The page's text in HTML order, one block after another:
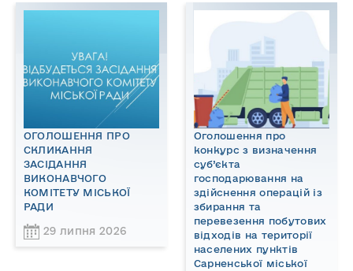
ОГОЛОШЕННЯ ПРО
СКЛИКАННЯ
ЗАСІДАННЯ
ВИКОНАВЧОГО
КОМІТЕТУ МІСЬКОЇ
РАДИ
29 липня 2026
Оголошення про
конкурс з визначення
суб’єкта
господарювання на
здійснення операцій із
збирання та
перевезення побутових
відходів на території
населених пунктів
Сарненської міської